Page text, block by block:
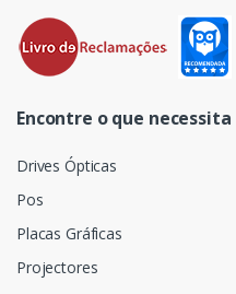
Encontre o que necessita
Drives Ópticas
Pos
Placas Gráficas
Projectores